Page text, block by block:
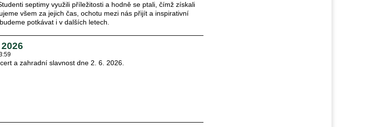
septimy využili příležitosti a hodně se ptali, čímž získali
všem za jejich čas, ochotu mezi nás přijít a inspirativní
potkávat i v dalších letech.
a zahradní slavnost dne 2. 6. 2026.